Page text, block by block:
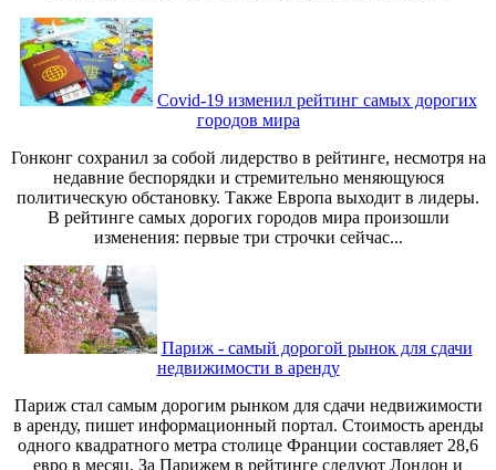
Covid-19 изменил рейтинг самых дорогих
городов мира
Гонконг сохранил за собой лидерство в рейтинге, несмотря на
недавние беспорядки и стремительно меняющуюся
политическую обстановку. Также Европа выходит в лидеры.
В рейтинге самых дорогих городов мира произошли
изменения: первые три строчки сейчас...
Париж - самый дорогой рынок для сдачи
недвижимости в аренду
Париж стал самым дорогим рынком для сдачи недвижимости
в аренду, пишет информационный портал. Стоимость аренды
одного квадратного метра столице Франции составляет 28,6
евро в месяц. За Парижем в рейтинге следуют Лондон и